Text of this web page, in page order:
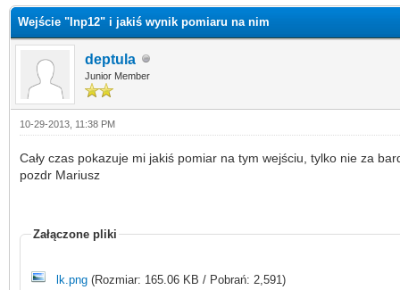
Wejście "Inp12" i jakiś wynik pomiaru na nim
deptula
Junior Member
10-29-2013, 11:38 PM
Cały czas pokazuje mi jakiś pomiar na tym wejściu, tylko nie za
pozdr Mariusz
Załączone pliki
lk.png (Rozmiar: 165.06 KB / Pobrań: 2,591)